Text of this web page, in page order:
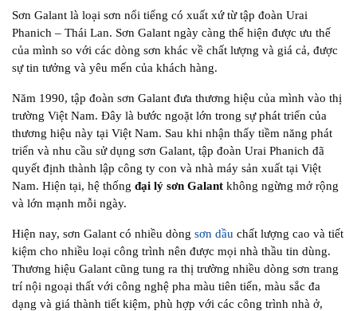
Sơn Galant là loại sơn nổi tiếng có xuất xứ từ tập đoàn Urai
Phanich – Thái Lan. Sơn Galant ngày càng thể hiện được ưu thế
của mình so với các dòng sơn khác về chất lượng và giá cả, được
sự tin tưởng và yêu mến của khách hàng.
Năm 1990, tập đoàn sơn Galant đưa thương hiệu của mình vào thị
trường Việt Nam. Đây là bước ngoặt lớn trong sự phát triển của
thương hiệu này tại Việt Nam. Sau khi nhận thấy tiềm năng phát
triển và nhu cầu sử dụng sơn Galant, tập đoàn Urai Phanich đã
quyết định thành lập công ty con và nhà máy sản xuất tại Việt
Nam. Hiện tại, hệ thống đại lý sơn Galant không ngừng mở rộng
và lớn mạnh mỗi ngày.
Hiện nay, sơn Galant có nhiều dòng sơn dầu chất lượng cao và tiết
kiệm cho nhiều loại công trình nên được mọi nhà thầu tin dùng.
Thương hiệu Galant cũng tung ra thị trường nhiều dòng sơn trang
trí nội ngoại thất với công nghệ pha màu tiên tiến, màu sắc đa
dạng và giá thành tiết kiệm, phù hợp với các công trình nhà ở,